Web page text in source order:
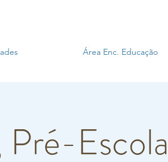
Área Enc. Educação